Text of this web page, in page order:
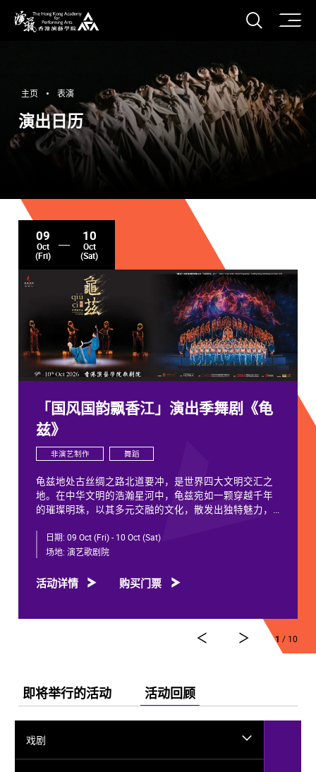
打开
主页 表演
演出日历
09
Oct
(Fri)
10
Oct
(Sat)
「国风国韵飘香江」演出季舞剧《龟
兹》
非演艺制作 舞蹈
龟兹地处古丝绸之路北道要冲，是世界四大文明交汇之
地。在中华文明的浩瀚星河中，龟兹宛如一颗穿越千年
的璀璨明珠，以其多元交融的文化，散发出独特魅力，
龟兹文化流淌着古往今来各族人民的印迹和血脉，从石
我、我中有你”，成为新疆历史文化的鲜活注脚，更是中
艺术的交融流变搬上舞台。
运，服装设计阳东霖，视觉总监王涵，编导李宏钧、魏
威、古力加娜提·沙塔尔、付阳雪，多媒体设计胡天骥，
灯光设计刘钊，造型设计徐彬，道具设计雷鹏等诸多国
内艺术家。舞剧以新疆艺术剧院歌舞团和新疆师范大学
的青年舞者为班底，携手国内优秀青年舞蹈艺术家共同
出演。
日期: 09 Oct (Fri) - 10 Oct (Sat)
场地: 演艺歌剧院
活动详情 购买门票
1 / 10
即将举行的活动 活动回顾
戏剧